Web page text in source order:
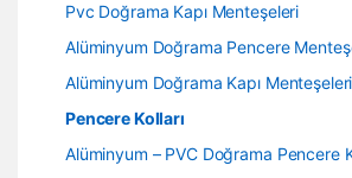
Pvc Doğrama Kapı Menteşeleri
Alüminyum Doğrama Pencere
Alüminyum Doğrama Kapı Menteşeleri
Pencere Kolları
Alüminyum – PVC Doğrama Pencere